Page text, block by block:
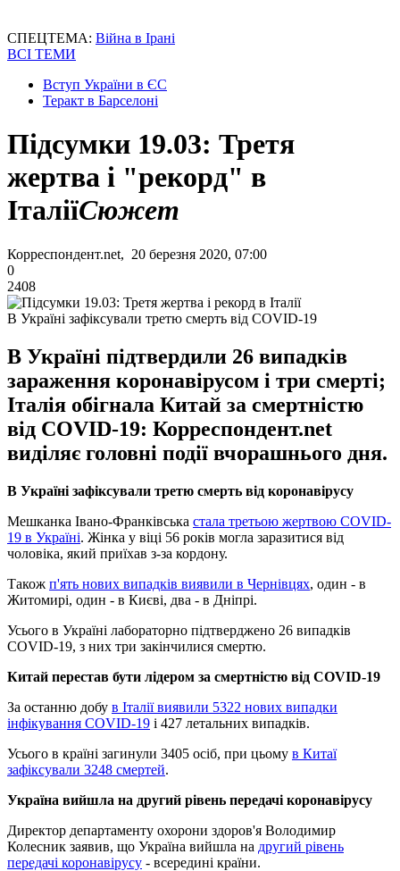
СПЕЦТЕМА: Війна в Ірані
ВСІ ТЕМИ
Вступ України в ЄС
Теракт в Барселоні
Підсумки 19.03: Третя
жертва і "рекорд" в
ІталіїСюжет
Корреспондент.net, 20 березня 2020, 07:00
0
2408
В Україні зафіксували третю смерть від COVID-19
В Україні підтвердили 26 випадків
зараження коронавірусом і три смерті;
Італія обігнала Китай за смертністю
від COVID-19: Корреспондент.net
виділяє головні події вчорашнього дня.
В Україні зафіксували третю смерть від коронавірусу
Мешканка Івано-Франківська стала третьою жертвою COVID-
19 в Україні. Жінка у віці 56 років могла заразитися від
чоловіка, який приїхав з-за кордону.
Також п'ять нових випадків виявили в Чернівцях, один - в
Житомирі, один - в Києві, два - в Дніпрі.
Усього в Україні лабораторно підтверджено 26 випадків
COVID-19, з них три закінчилися смертю.
Китай перестав бути лідером за смертністю від COVID-19
За останню добу в Італії виявили 5322 нових випадки
інфікування COVID-19 і 427 летальних випадків.
Усього в країні загинули 3405 осіб, при цьому в Китаї
зафіксували 3248 смертей.
Україна вийшла на другий рівень передачі коронавірусу
Директор департаменту охорони здоров'я Володимир
Колесник заявив, що Україна вийшла на другий рівень
передачі коронавірусу - всередині країни.